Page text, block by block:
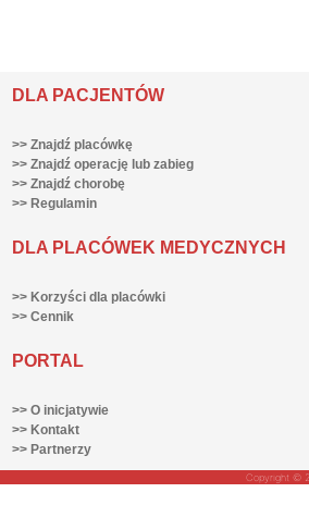
DLA PACJENTÓW
>> Znajdź placówkę
>> Znajdź operację lub zabieg
>> Znajdź chorobę
>> Regulamin
DLA PLACÓWEK MEDYCZNYCH
>> Korzyści dla placówki
>> Cennik
PORTAL
>> O inicjatywie
>> Kontakt
>> Partnerzy
Copyright ©